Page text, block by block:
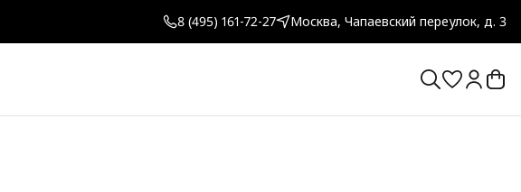
8 (495) 161-72-27 Москва, Чапаевский переулок, д. 3